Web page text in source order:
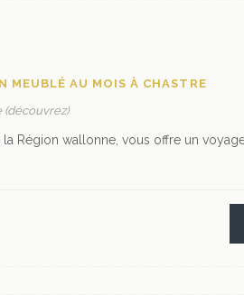
MEUBLÉ AU MOIS À CHASTRE
(découvrez)
Région wallonne, vous offre un